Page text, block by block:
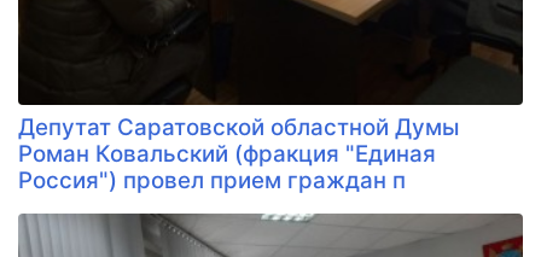
Депутат Саратовской областной Думы
Роман Ковальский (фракция "Единая
Россия") провел прием граждан п